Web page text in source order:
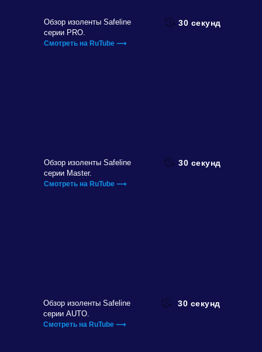
Обзор изоленты Safeline
серии PRO.
Смотреть на RuTube ⟶
30 секунд
Обзор изоленты Safeline
серии Master.
Смотреть на RuTube ⟶
30 секунд
Обзор изоленты Safeline
серии AUTO.
Смотреть на RuTube ⟶
30 секунд